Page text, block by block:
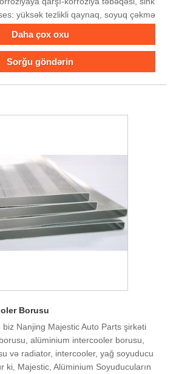
yüksək tezlikli qaynaq, soyuq çəkmə
Daha çox oxu
Sorğu göndərin
Borusu
Nanjing Majestic Auto Parts şirkəti
alüminium intercooler borusu,
və radiator, intercooler, yağ soyuducu
ki, Majestic, Alüminium Soyuducuların